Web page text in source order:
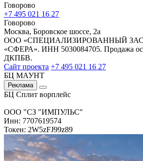
Говорово
+7 495 021 16 27
Говорово
Москва, Боровское шоссе, 2а
ООО «СПЕЦИАЛИЗИРОВАННЫЙ
«СФЕРА». ИНН 5030084705. Продажа
ДКПБВ.
Сайт проекта +7 495 021 16 27
БЦ МАУНТ
Реклама
БЦ Сплит ворплейс
ООО "СЗ "ИМПУЛЬС"
Инн: 7707619574
Токен: 2W5zFJ99z89